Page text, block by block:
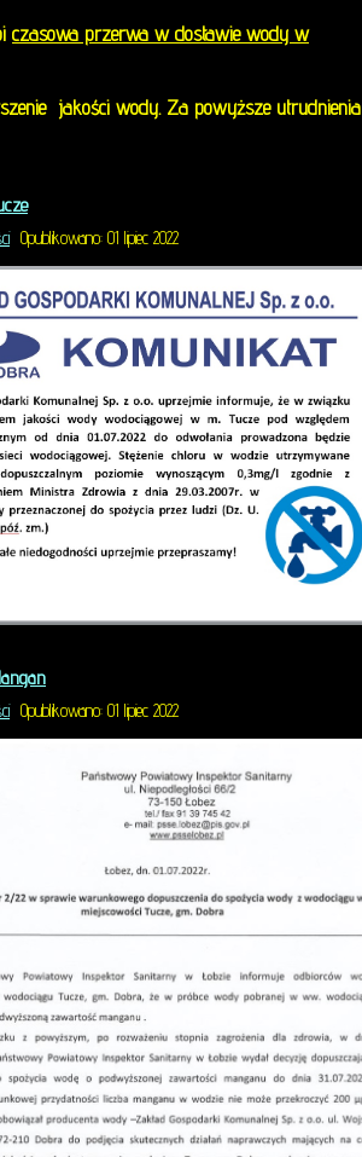
ścieków
czasowa przerwa w dostawie wody w
jakości wody. Za powyższe utrudnienia
Opublikowano: 01 lipiec 2022
Opublikowano: 01 lipiec 2022